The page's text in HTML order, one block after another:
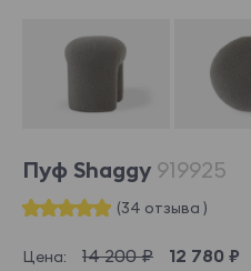
Пуф Shaggy 919925
(34 отзыва )
Цена: 14 200 ₽ 12 780 ₽